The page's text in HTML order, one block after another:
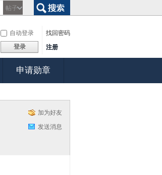
帖子
自动登录
找回密码
登录 注册
申请勋章
加为好友
发送消息